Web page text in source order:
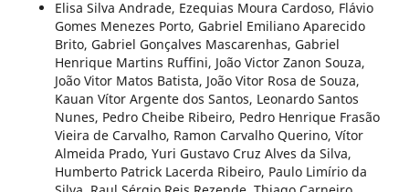
Elisa Silva Andrade, Ezequias Moura Cardoso, Flávio
Gomes Menezes Porto, Gabriel Emiliano Aparecido
Brito, Gabriel Gonçalves Mascarenhas, Gabriel
Henrique Martins Ruffini, João Victor Zanon Souza,
João Vitor Matos Batista, João Vitor Rosa de Souza,
Kauan Vítor Argente dos Santos, Leonardo Santos
Nunes, Pedro Cheibe Ribeiro, Pedro Henrique Frasão
Vieira de Carvalho, Ramon Carvalho Querino, Vítor
Almeida Prado, Yuri Gustavo Cruz Alves da Silva,
Humberto Patrick Lacerda Ribeiro, Paulo Limírio da